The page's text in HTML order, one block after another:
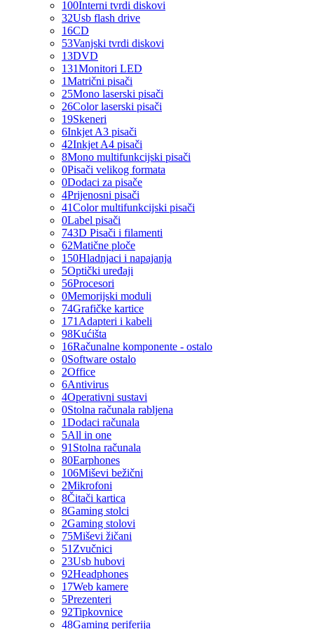
100Interni tvrdi diskovi
32Usb flash drive
16CD
53Vanjski tvrdi diskovi
13DVD
131Monitori LED
1Matrični pisači
25Mono laserski pisači
26Color laserski pisači
19Skeneri
6Inkjet A3 pisači
42Inkjet A4 pisači
8Mono multifunkcijski pisači
0Pisači velikog formata
0Dodaci za pisače
4Prijenosni pisači
41Color multifunkcijski pisači
0Label pisači
743D Pisači i filamenti
62Matične ploče
150Hladnjaci i napajanja
5Optički uređaji
56Procesori
0Memorijski moduli
74Grafičke kartice
171 Adapteri i kabeli
98Kućišta
16Računalne komponente - ostalo
0Software ostalo
2Office
6Antivirus
4Operativni sustavi
0Stolna računala rabljena
1Dodaci računala
5All in one
91 Stolna računala
80Earphones
106Miševi bežični
2Mikrofoni
8Čitači kartica
8Gaming stolci
2Gaming stolovi
75Miševi žičani
51 Zvučnici
23Usb hubovi
92Headphones
17Web kamere
5Prezenteri
92Tipkovnice
48Gaming periferija